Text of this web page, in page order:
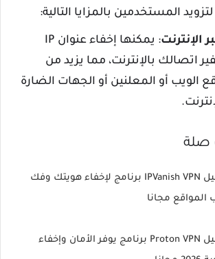
المستخدمين بالمزايا التالية:
: يمكنها إخفاء عنوان IP
اتصالك بالإنترنت، مما يزيد من
الويب أو المعلنين أو الجهات الضارة
صلة
تحميل IPVanish VPN برنامج لإخفاء هويتك وفك
المواقع مجانا
تحميل Proton VPN برنامج يوفر الأمان وإخفاء